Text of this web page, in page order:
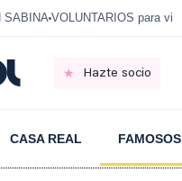
SABINA VOLUNTARIOS para
Hazte socio
CASA REAL FAMOSOS